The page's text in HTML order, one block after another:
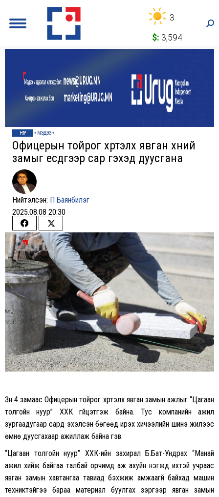
3
$: 3,594
НҮҮР » МЭДЭЭ»
Офицерын тойрог хүртэлх явган хүний
замыг есдүгээр сар гэхэд дуусгана
Нийтэлсэн: П Баянбилэг
2025.08.08 20:30
Share
on
Facebook
Share
on
Twitter
Зүүн 4 замаас Офицерын тойрог хүртэлх явган замын ажлыг “Цагаан
толгойн нуур” ХХК гүйцэтгэж байна. Тус компанийн ажил
зургаадугаар сард эхэлсэн бөгөөд ирэх хичээлийн шинэ жилээс
өмнө дуусгахаар ажиллаж байна гэв.
“Цагаан толгойн нуур” ХХК-ийн захирал Б.Бат-Ундрах “Манай
ажил хийж байгаа талбай орчимд аж ахуйн нэгжүүд ихтэй учраас
явган замын хавтангаа тавиад бэхжиж амжаагүй байхад машин
техниктэйгээ бараа материал буулгах зэргээр явган замын